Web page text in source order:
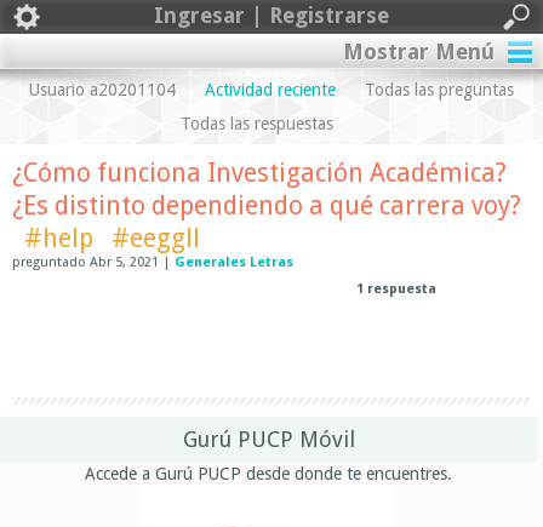
Ingresar | Registrarse
Mostrar Menú
Usuario a20201104 Actividad reciente
Todas las preguntas
Todas las respuestas
¿Cómo funciona Investigación Académica?
¿Es distinto dependiendo a qué carrera voy?
#help
#eeggll
preguntado Abr 5, 2021 | Generales Letras
1 respuesta
Gurú PUCP Móvil
Accede a Gurú PUCP desde donde te encuentres.